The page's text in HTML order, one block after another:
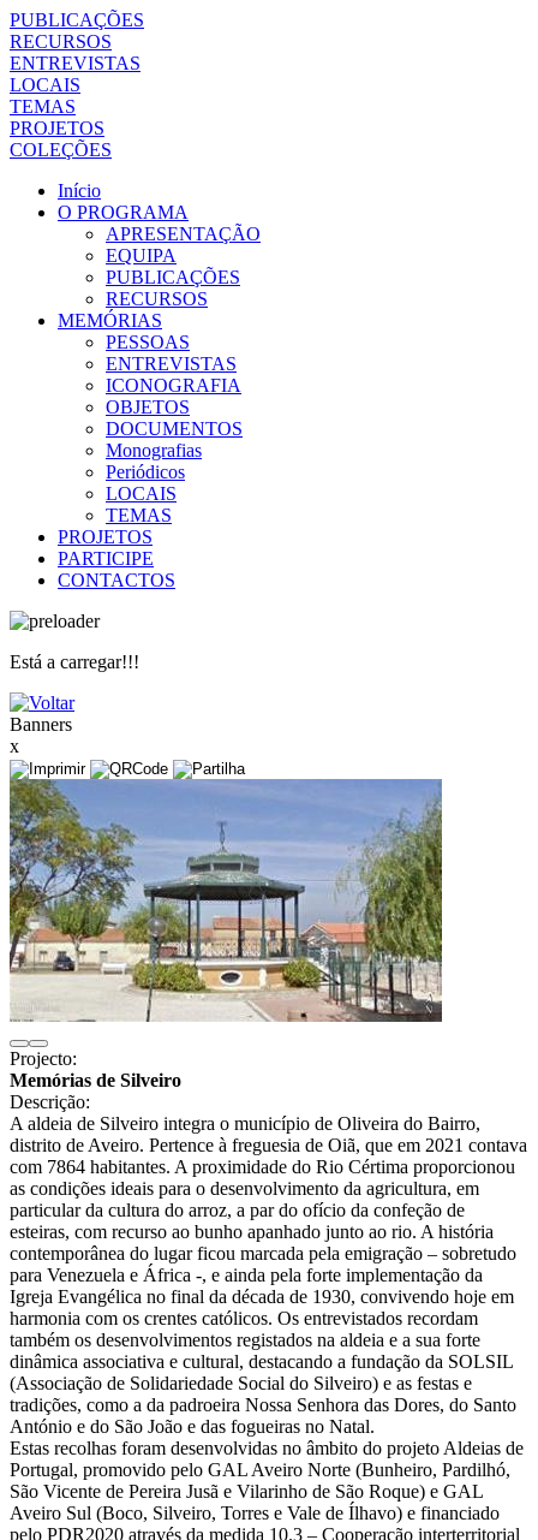
PUBLICAÇÕES
RECURSOS
ENTREVISTAS
LOCAIS
TEMAS
PROJETOS
COLEÇÕES
Início
O PROGRAMA
APRESENTAÇÃO
EQUIPA
PUBLICAÇÕES
RECURSOS
MEMÓRIAS
PESSOAS
ENTREVISTAS
ICONOGRAFIA
OBJETOS
DOCUMENTOS
Monografias
Periódicos
LOCAIS
TEMAS
PROJETOS
PARTICIPE
CONTACTOS
Está a carregar!!!
Banners
x
Projecto:
Memórias de Silveiro
Descrição:
A aldeia de Silveiro integra o município de Oliveira do Bairro,
distrito de Aveiro. Pertence à freguesia de Oiã, que em 2021 contava
com 7864 habitantes. A proximidade do Rio Cértima proporcionou
as condições ideais para o desenvolvimento da agricultura, em
particular da cultura do arroz, a par do ofício da confeção de
esteiras, com recurso ao bunho apanhado junto ao rio. A história
contemporânea do lugar ficou marcada pela emigração – sobretudo
para Venezuela e África -, e ainda pela forte implementação da
Igreja Evangélica no final da década de 1930, convivendo hoje em
harmonia com os crentes católicos. Os entrevistados recordam
também os desenvolvimentos registados na aldeia e a sua forte
dinâmica associativa e cultural, destacando a fundação da SOLSIL
(Associação de Solidariedade Social do Silveiro) e as festas e
tradições, como a da padroeira Nossa Senhora das Dores, do Santo
António e do São João e das fogueiras no Natal.
Estas recolhas foram desenvolvidas no âmbito do projeto Aldeias de
Portugal, promovido pelo GAL Aveiro Norte (Bunheiro, Pardilhó,
São Vicente de Pereira Jusã e Vilarinho de São Roque) e GAL
Aveiro Sul (Boco, Silveiro, Torres e Vale de Ílhavo) e financiado
pelo PDR2020 através da medida 10.3 – Cooperação interterritorial